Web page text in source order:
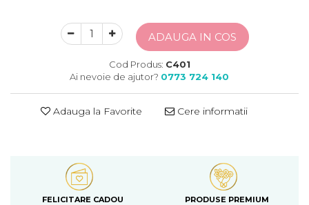
ADAUGA IN COS
Cod Produs: C401
Ai nevoie de ajutor? 0773 724 140
Adauga la Favorite Cere informatii
FELICITARE CADOU PRODUSE PREMIUM